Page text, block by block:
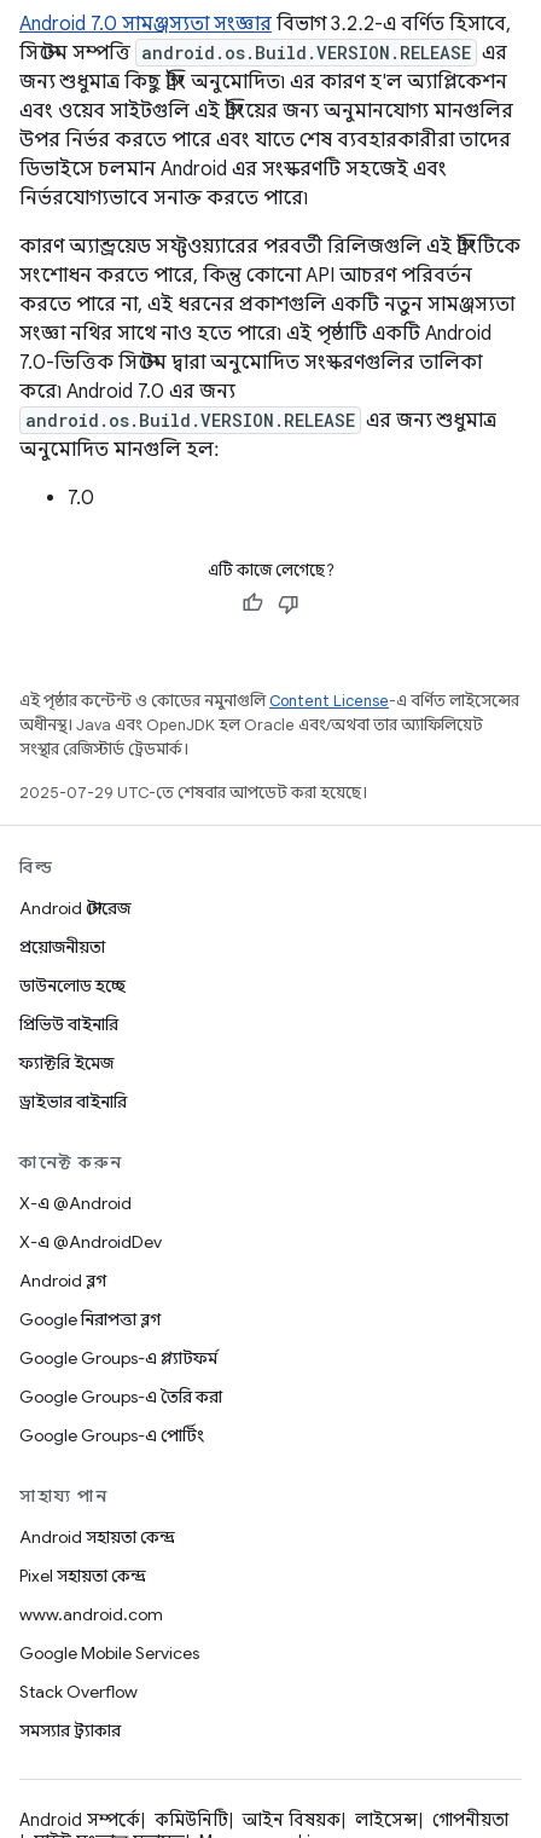
Android 7.0 সামঞ্জস্যতা সংজ্ঞার বিভাগ 3.2.2-এ বর্ণিত হিসাবে,
সিস্টেম সম্পত্তি android.os.Build.VERSION.RELEASE এর
জন্য শুধুমাত্র কিছু স্ট্রিং অনুমোদিত৷ এর কারণ হ'ল অ্যাপ্লিকেশন
এবং ওয়েব সাইটগুলি এই স্ট্রিংয়ের জন্য অনুমানযোগ্য মানগুলির
উপর নির্ভর করতে পারে এবং যাতে শেষ ব্যবহারকারীরা তাদের
ডিভাইসে চলমান Android এর সংস্করণটি সহজেই এবং
নির্ভরযোগ্যভাবে সনাক্ত করতে পারে৷
কারণ অ্যান্ড্রয়েড সফ্টওয়্যারের পরবর্তী রিলিজগুলি এই স্ট্রিংটিকে
সংশোধন করতে পারে, কিন্তু কোনো API আচরণ পরিবর্তন
করতে পারে না, এই ধরনের প্রকাশগুলি একটি নতুন সামঞ্জস্যতা
সংজ্ঞা নথির সাথে নাও হতে পারে৷ এই পৃষ্ঠাটি একটি Android
7.0-ভিত্তিক সিস্টেম দ্বারা অনুমোদিত সংস্করণগুলির তালিকা
করে৷ Android 7.0 এর জন্য
android.os.Build.VERSION.RELEASE এর জন্য শুধুমাত্র
অনুমোদিত মানগুলি হল:
7.0
এটি কাজে লেগেছে?
এই পৃষ্ঠার কন্টেন্ট ও কোডের নমুনাগুলিContent License-এ বর্ণিত লাইসেন্সের
অধীনস্থ। Java এবং OpenJDK হল Oracle এবং/অথবা তার অ্যাফিলিয়েট
সংস্থার রেজিস্টার্ড ট্রেডমার্ক।
2025-07-29 UTC-তে শেষবার আপডেট করা হয়েছে।
বিল্ড
Android স্টোরেজ
প্রয়োজনীয়তা
ডাউনলোড হচ্ছে
প্রিভিউ বাইনারি
ফ্যাক্টরি ইমেজ
ড্রাইভার বাইনারি
কানেক্ট করুন
X-এ @Android
X-এ @AndroidDev
Android ব্লগ
Google নিরাপত্তা ব্লগ
Google Groups-এ প্ল্যাটফর্ম
Google Groups-এ তৈরি করা
Google Groups-এ পোর্টিং
সাহায্য পান
Android সহায়তা কেন্দ্র
Pixel সহায়তা কেন্দ্র
www.android.com
Google Mobile Services
Stack Overflow
সমস্যার ট্র্যাকার
Android সম্পর্কে কমিউনিটি আইন বিষয়ক লাইসেন্স
গোপনীয়তা